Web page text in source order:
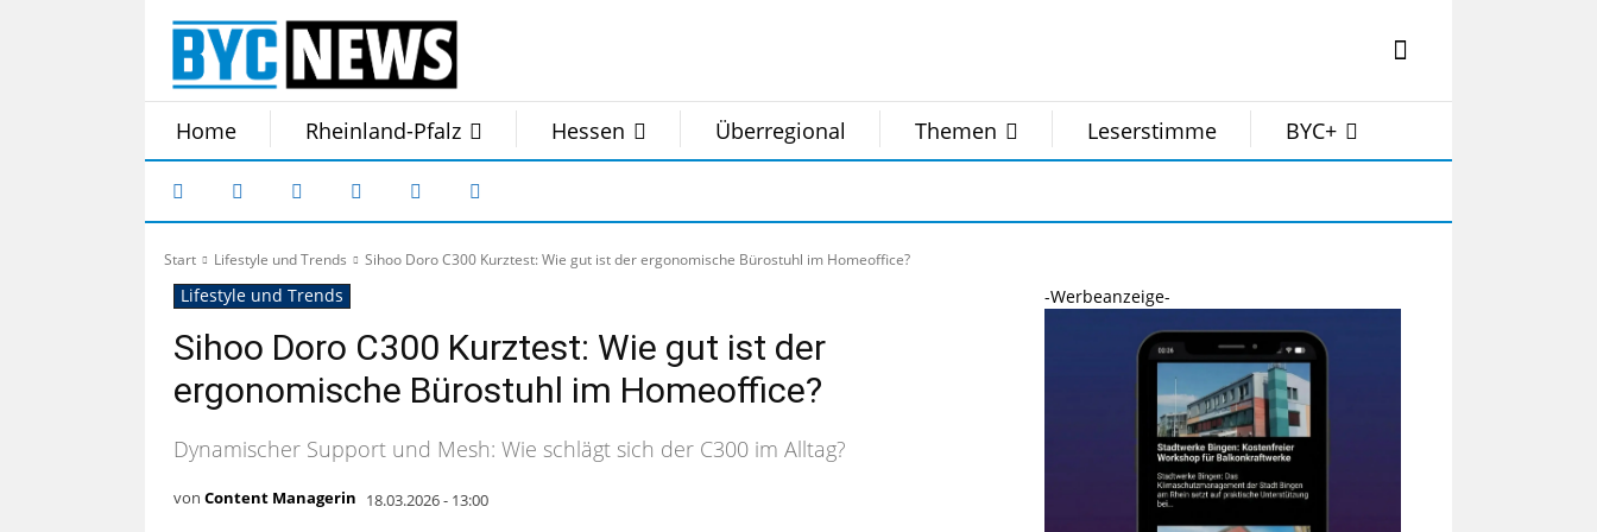
Home Rheinland-Pfalz Hessen Überregional Themen Leserstimme BYC+
Start Lifestyle und Trends Sihoo Doro C300 Kurztest: Wie gut ist der ergonomische Bürostuhl im Homeoffice?
Lifestyle und Trends
Sihoo Doro C300 Kurztest: Wie gut ist der
ergonomische Bürostuhl im Homeoffice?
Dynamischer Support und Mesh: Wie schlägt sich der C300 im Alltag?
von Content Managerin 18.03.2026 - 13:00
-Werbeanzeige-